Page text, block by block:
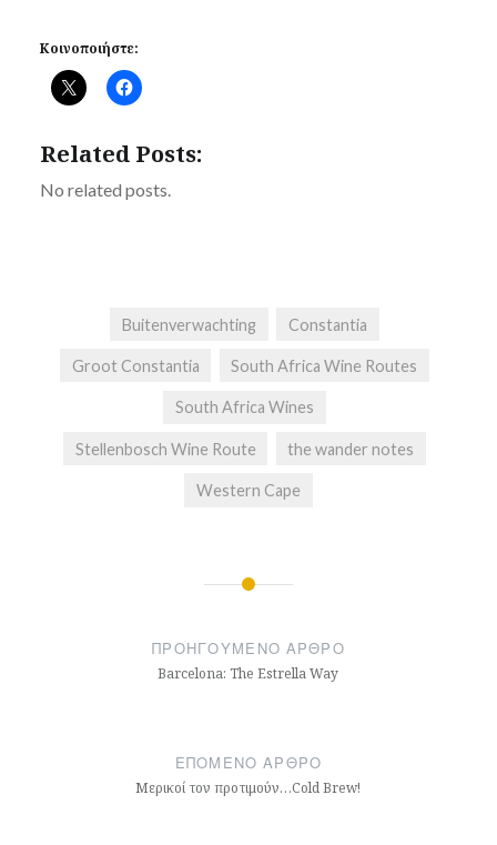
Κοινοποιήστε:
Related Posts:
No related posts.
Buitenverwachting Constantia
Groot Constantia South Africa Wine Routes
South Africa Wines
Stellenbosch Wine Route the wander notes
Western Cape
ΠΡΟΗΓΟΎΜΕΝΟ ΆΡΘΡΟ
Barcelona: The Estrella Way
ΕΠΌΜΕΝΟ ΆΡΘΡΟ
Μερικοί τον προτιμούν…Cold Brew!